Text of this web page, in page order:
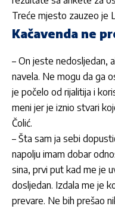
Treće mjesto zauzeo je
Kačavenda ne
– On jeste nedosljedan,
navela. Ne mogu da ga
je počelo od rijalitija i
meni jer je iznio stvari
Čolić.
– Šta sam ja sebi
napolju imam dobar
sina, prvi put kad me je
dosljedan. Izdala me je
prevare. Ne bih prešao